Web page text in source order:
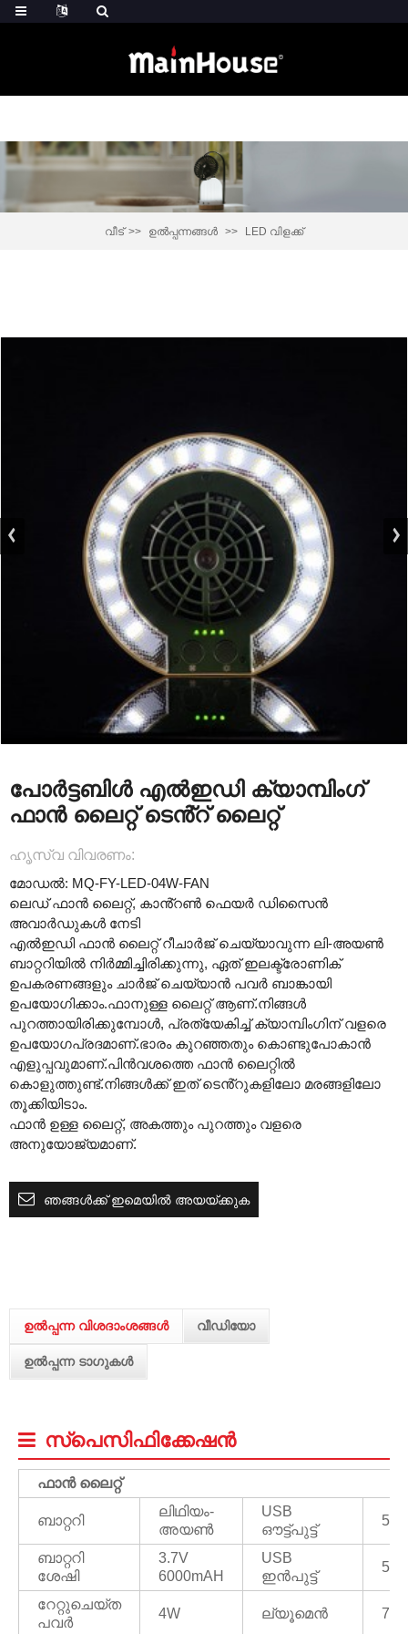
വീട് ഉൽപ്പന്നങ്ങൾ LED വിളക്ക്
പോർട്ടബിൾ എൽഇഡി ക്യാമ്പിംഗ്
ഫാൻ ലൈറ്റ് ടെൻ്റ് ലൈറ്റ്
ഹൃസ്വ വിവരണം:
മോഡൽ: MQ-FY-LED-04W-FAN
ലെഡ് ഫാൻ ലൈറ്റ്, കാൻ്റൺ ഫെയർ ഡിസൈൻ
അവാർഡുകൾ നേടി
എൽഇഡി ഫാൻ ലൈറ്റ് റീചാർജ് ചെയ്യാവുന്ന ലി-അയൺ
ബാറ്ററിയിൽ നിർമ്മിച്ചിരിക്കുന്നു, ഏത് ഇലക്ട്രോണിക്
ഉപകരണങ്ങളും ചാർജ് ചെയ്യാൻ പവർ ബാങ്കായി
ഉപയോഗിക്കാം.ഫാനുള്ള ലൈറ്റ് ആണ്.നിങ്ങൾ
പുറത്തായിരിക്കുമ്പോൾ, പ്രത്യേകിച്ച് ക്യാമ്പിംഗിന് വളരെ
ഉപയോഗപ്രദമാണ്.ഭാരം കുറഞ്ഞതും കൊണ്ടുപോകാൻ
എളുപ്പവുമാണ്.പിൻവശത്തെ ഫാൻ ലൈറ്റിൽ
കൊളുത്തുണ്ട്.നിങ്ങൾക്ക് ഇത് ടെൻ്റുകളിലോ മരങ്ങളിലോ
തൂക്കിയിടാം.
ഫാൻ ഉള്ള ലൈറ്റ്, അകത്തും പുറത്തും വളരെ
അനുയോജ്യമാണ്.
ഞങ്ങൾക്ക് ഇമെയിൽ അയയ്ക്കുക
ഉൽപ്പന്ന വിശദാംശങ്ങൾ വീഡിയോ
ഉൽപ്പന്ന ടാഗുകൾ
സ്പെസിഫിക്കേഷൻ
ഫാൻ ലൈറ്റ്
ബാറ്ററി
ലിഥിയം-
അയൺ
USB
ഔട്ട്പുട്ട്
5V/
ബാറ്ററി
ശേഷി
3.7V
6000mAH
USB
ഇൻപുട്ട്
5V/
റേറ്റുചെയ്ത
പവർ
4W ല്യൂമെൻ 70/